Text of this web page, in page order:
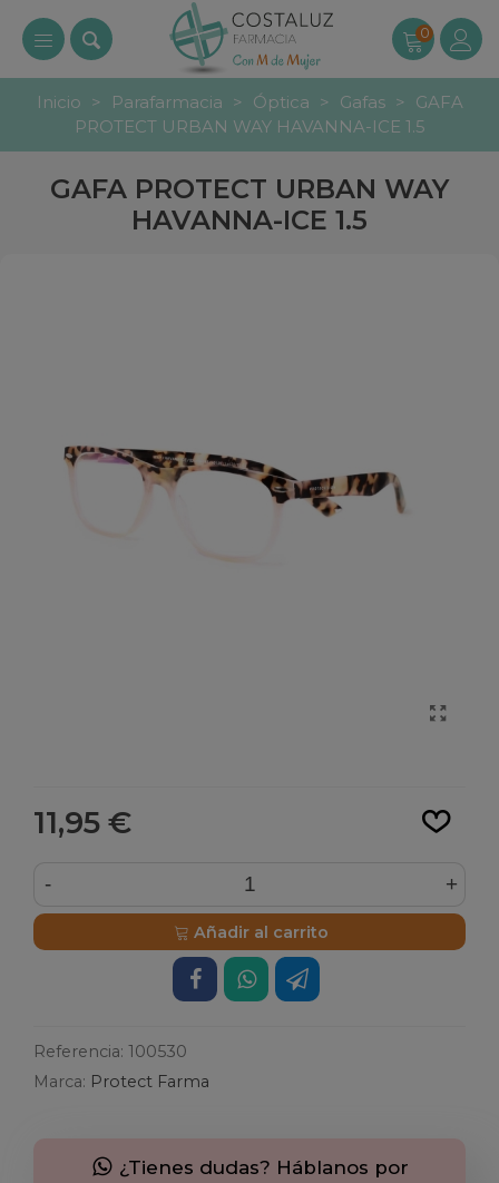
0
Inicio > Parafarmacia > Óptica > Gafas >
GAFA
PROTECT URBAN WAY HAVANNA-ICE 1.5
GAFA PROTECT URBAN WAY
HAVANNA-ICE 1.5
11,95 €
- +
Añadir al carrito
Referencia: 100530
Marca: Protect Farma
¿Tienes dudas? Háblanos por